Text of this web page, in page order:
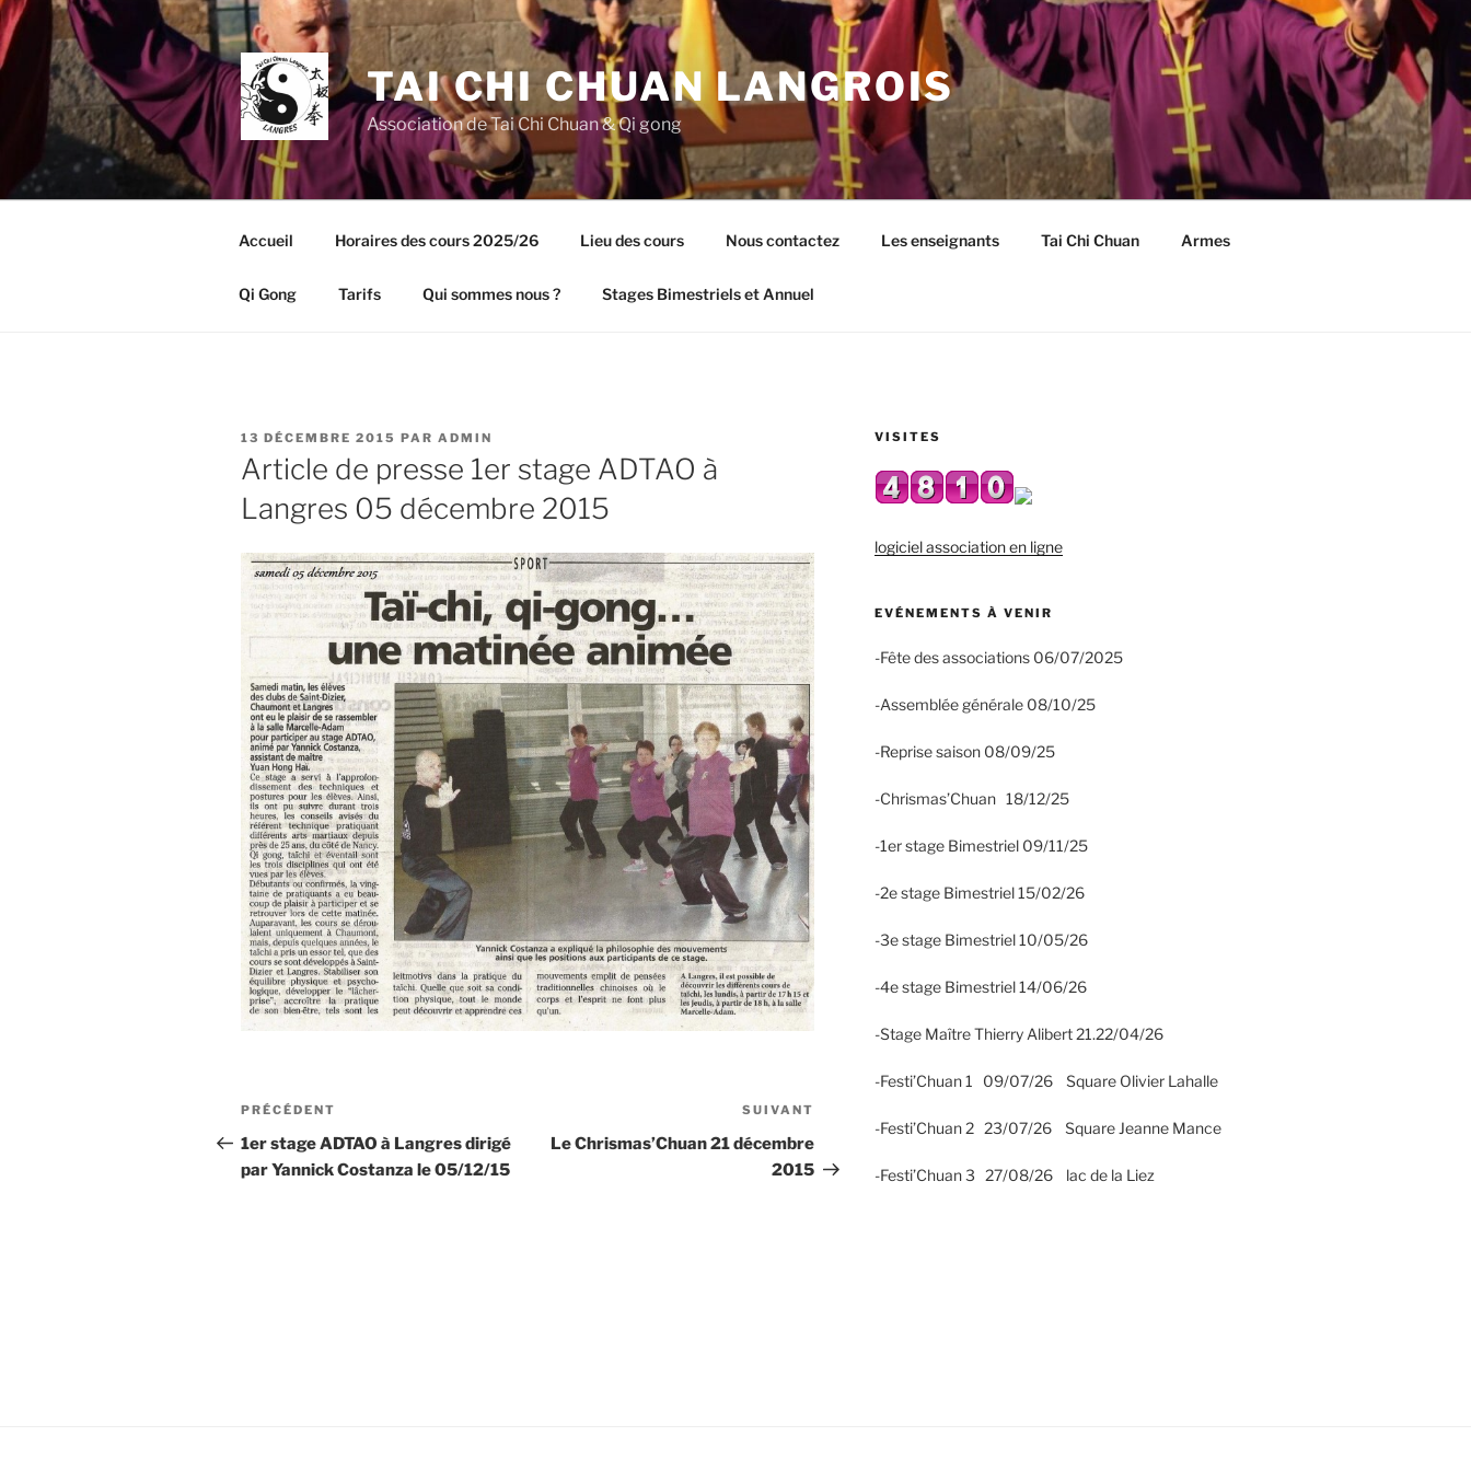
Aller
au
contenu
principal
TAI CHI CHUAN LANGROIS
Association de Tai Chi Chuan & Qi gong
Accueil Horaires des cours 2025/26 Lieu des cours Nous contactez Les enseignants Tai Chi Chuan Armes
Qi Gong Tarifs Qui sommes nous ? Stages Bimestriels et Annuel
PUBLIÉ
LE
13 DÉCEMBRE 2015 PAR ADMIN
Article de presse 1er stage ADTAO à
Langres 05 décembre 2015
Navigation
de
l’article
Article
précédent
PRÉCÉDENT
1er stage ADTAO à Langres dirigé
par Yannick Costanza le 05/12/15
suivant
SUIVANT
Le Chrismas’Chuan 21 décembre
2015
VISITES
logiciel association en ligne
EVÉNEMENTS À VENIR
-Fête des associations 06/07/2025
-Assemblée générale 08/10/25
-Reprise saison 08/09/25
-Chrismas’Chuan 18/12/25
-1er stage Bimestriel 09/11/25
-2e stage Bimestriel 15/02/26
-3e stage Bimestriel 10/05/26
-4e stage Bimestriel 14/06/26
-Stage Maître Thierry Alibert 21.22/04/26
-Festi’Chuan 1 09/07/26 Square Olivier Lahalle
-Festi’Chuan 2 23/07/26 Square Jeanne Mance
-Festi’Chuan 3 27/08/26 lac de la Liez